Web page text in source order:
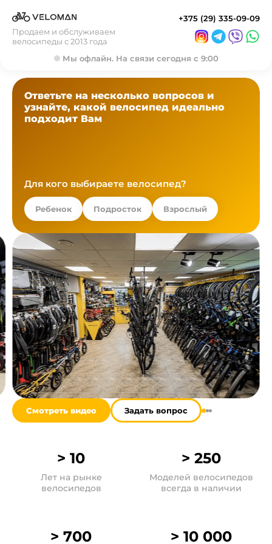
Продаем и обслуживаем
велосипеды с 2013 года
+375 (29) 335-09-09
Мы офлайн. На связи сегодня с 9:00
Ответьте на несколько вопросов и
узнайте, какой велосипед идеально
подходит Вам
Для кого выбираете велосипед?
Ребенок Подросток Взрослый
Смотреть видео Задать вопрос
> 10
Лет на рынке
велосипедов
> 250
Моделей велосипедов
всегда в наличии
> 700 > 10 000